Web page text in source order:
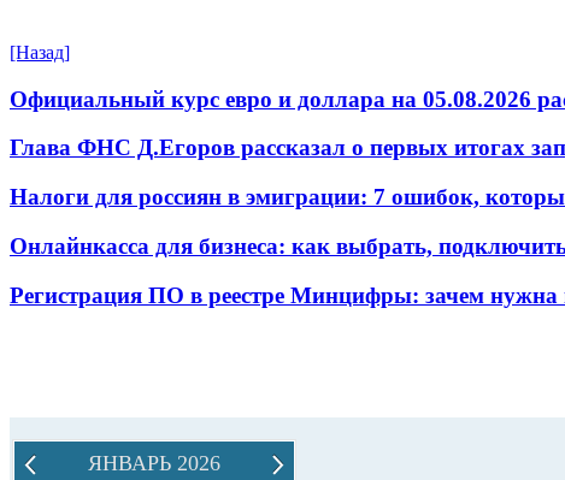
[Назад]
Официальный курс евро и доллара на 05.08.2026
Глава ФНС Д.Егоров рассказал о первых итогах
Налоги для россиян в эмиграции: 7 ошибок,
Онлайнкасса для бизнеса: как выбрать,
Регистрация ПО в реестре Минцифры: зачем нужна
ЯНВАРЬ 2026